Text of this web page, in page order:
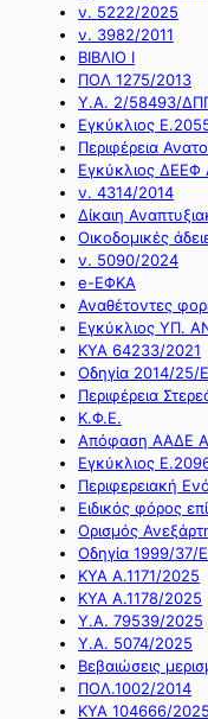
ν. 5222/2025
ν. 3982/2011
ΒΙΒΛΙΟ Ι
ΠΟΛ 1275/2013
Υ.Α. 2/58493/
Εγκύκλιος
Περιφέρεια
Εγκύκλιος
ν. 4314/2014
Δίκαιη
Οικοδομικές
ν. 5090/2024
e-ΕΦΚΑ
Αναθέτοντες
Εγκύκλιος ΥΠ.
ΚΥΑ 64233/2021
Οδηγία 2014/25/
Περιφέρεια
Κ.Φ.Ε.
Απόφαση ΑΑΔΕ
Εγκύκλιος
Περιφερειακή
Ειδικός φόρος
Ορισμός
Οδηγία 1999/37/
ΚΥΑ Α.1171/2025
ΚΥΑ Α.1178/2025
Υ.Α. 79539/2025
Υ.Α. 5074/2025
Βεβαιώσεις
ΠΟΛ.1002/2014
ΚΥΑ 104666/2025